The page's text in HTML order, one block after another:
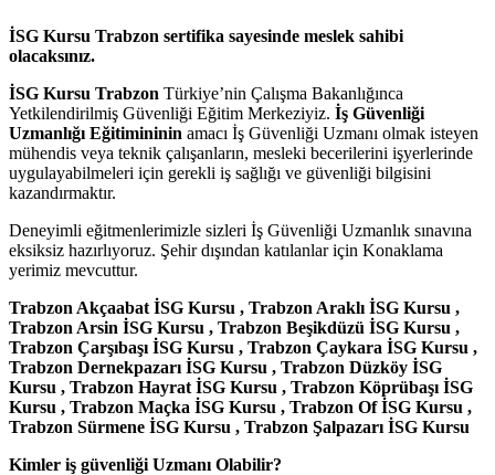
İSG Kursu Trabzon sertifika sayesinde meslek sahibi
olacaksınız.
İSG Kursu Trabzon Türkiye’nin Çalışma Bakanlığınca
Yetkilendirilmiş Güvenliği Eğitim Merkeziyiz. İş Güvenliği
Uzmanlığı Eğitimininin amacı İş Güvenliği Uzmanı olmak isteyen
mühendis veya teknik çalışanların, mesleki becerilerini işyerlerinde
uygulayabilmeleri için gerekli iş sağlığı ve güvenliği bilgisini
kazandırmaktır.
Deneyimli eğitmenlerimizle sizleri İş Güvenliği Uzmanlık sınavına
eksiksiz hazırlıyoruz. Şehir dışından katılanlar için Konaklama
yerimiz mevcuttur.
Trabzon Akçaabat İSG Kursu , Trabzon Araklı İSG Kursu ,
Trabzon Arsin İSG Kursu , Trabzon Beşikdüzü İSG Kursu ,
Trabzon Çarşıbaşı İSG Kursu , Trabzon Çaykara İSG Kursu ,
Trabzon Dernekpazarı İSG Kursu , Trabzon Düzköy İSG
Kursu , Trabzon Hayrat İSG Kursu , Trabzon Köprübaşı İSG
Kursu , Trabzon Maçka İSG Kursu , Trabzon Of İSG Kursu ,
Trabzon Sürmene İSG Kursu , Trabzon Şalpazarı İSG Kursu
Kimler iş güvenliği Uzmanı Olabilir?